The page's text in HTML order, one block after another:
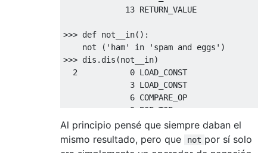
13 RETURN_VALUE
>>> def not__in():
not
( 'ham' in 'spam and eggs' )
>>> dis . dis (not__in)
2
0 LOAD_CONST
3 LOAD_CONST
6 COMPARE_OP
9 POP_TOP
10 LOAD_CONST
13
RETURN_VALUE
Al principio pensé que siempre daban el
mismo resultado, pero que
not por sí solo